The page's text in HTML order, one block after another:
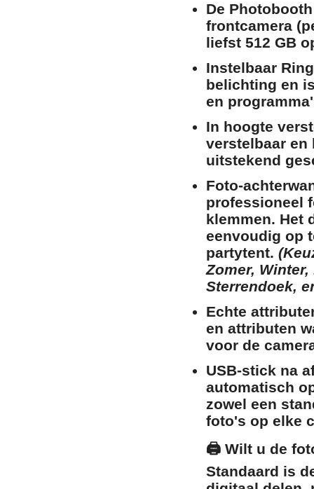
De
frontcamera
liefst 512 GB
Instelbaar
belichting en
en
In hoogte
verstelbaar en
uitstekend
Foto-
professioneel
klemmen. Het
eenvoudig op
partytent.
Zomer, Winter,
Sterrendoek,
Echte
en attributen
voor de
USB-stick na
automatisch
zowel een
foto's op elke
🖨️ Wilt u de
Standaard is